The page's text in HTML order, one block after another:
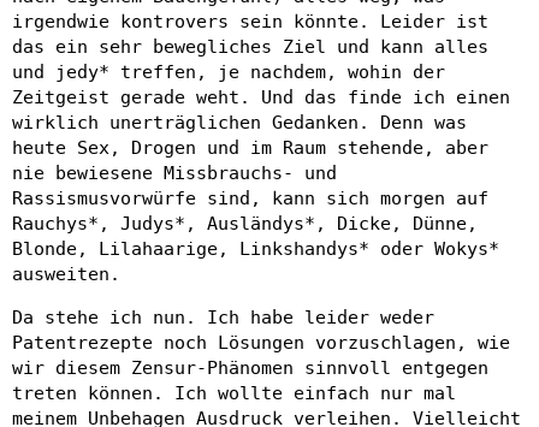
irgendwie kontrovers sein könnte. Leider ist
das ein sehr bewegliches Ziel und kann alles
und jedy* treffen, je nachdem, wohin der
Zeitgeist gerade weht. Und das finde ich einen
wirklich unerträglichen Gedanken. Denn was
heute Sex, Drogen und im Raum stehende, aber
nie bewiesene Missbrauchs- und
Rassismusvorwürfe sind, kann sich morgen auf
Rauchys*, Judys*, Ausländys*, Dicke, Dünne,
Blonde, Lilahaarige, Linkshandys* oder Wokys*
ausweiten.
Da stehe ich nun. Ich habe leider weder
Patentrezepte noch Lösungen vorzuschlagen, wie
wir diesem Zensur-Phänomen sinnvoll entgegen
treten können. Ich wollte einfach nur mal
meinem Unbehagen Ausdruck verleihen. Vielleicht